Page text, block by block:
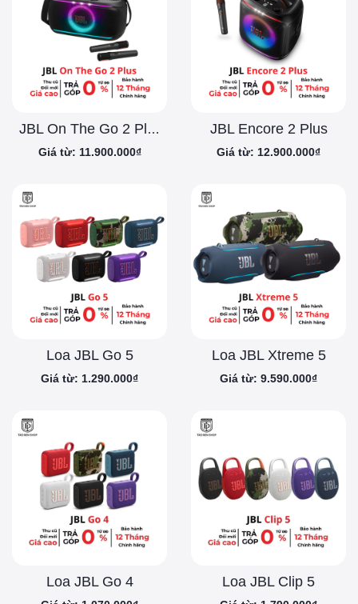
JBL On The Go 2 Plus
Giá từ: 11.900.000₫
JBL Encore 2 Plus
Giá từ: 12.900.000₫
Loa JBL Go 5
Giá từ: 1.290.000₫
Loa JBL Xtreme 5
Giá từ: 9.590.000₫
Loa JBL Go 4 Loa JBL Clip 5